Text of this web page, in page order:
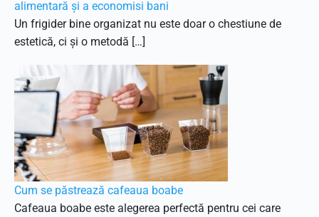
alimentară și a economisi bani
Un frigider bine organizat nu este doar o chestiune de
estetică, ci și o metodă […]
Cum se păstrează cafeaua boabe
Cafeaua boabe este alegerea perfectă pentru cei care